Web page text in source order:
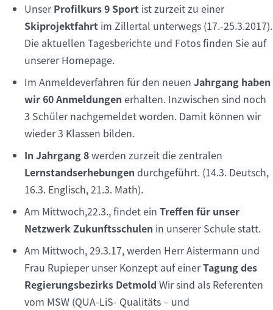
UnserProfilkurs 9 Sport ist zurzeit zu einer
Skiprojektfahrt im Zillertal unterwegs (17.-25.3.2017).
Die aktuellen Tagesberichte und Fotos finden Sie auf
unserer Homepage.
Im Anmeldeverfahren für den neuen Jahrgang haben
wir 60 Anmeldungen erhalten. Inzwischen sind noch
3 Schüler nachgemeldet worden. Damit können wir
wieder 3 Klassen bilden.
In Jahrgang 8werden zurzeit die zentralen
Lernstandserhebungen durchgeführt. (14.3. Deutsch,
16.3. Englisch, 21.3. Math).
Am Mittwoch,22.3., findet ein Treffen für unser
Netzwerk Zukunftsschulen in unserer Schule statt.
Am Mittwoch, 29.3.17, werden Herr Aistermann und
Frau Rupieper unser Konzept auf einerTagung des
Regierungsbezirks Detmold Wir sind als Referenten
vom MSW (QUA-LiS- Qualitäts – und